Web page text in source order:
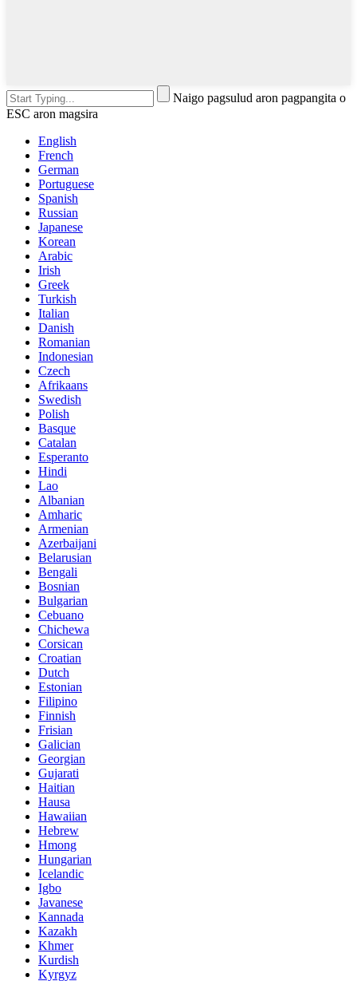
Naigo pagsulud aron pagpangita o
ESC aron magsira
English
French
German
Portuguese
Spanish
Russian
Japanese
Korean
Arabic
Irish
Greek
Turkish
Italian
Danish
Romanian
Indonesian
Czech
Afrikaans
Swedish
Polish
Basque
Catalan
Esperanto
Hindi
Lao
Albanian
Amharic
Armenian
Azerbaijani
Belarusian
Bengali
Bosnian
Bulgarian
Cebuano
Chichewa
Corsican
Croatian
Dutch
Estonian
Filipino
Finnish
Frisian
Galician
Georgian
Gujarati
Haitian
Hausa
Hawaiian
Hebrew
Hmong
Hungarian
Icelandic
Igbo
Javanese
Kannada
Kazakh
Khmer
Kurdish
Kyrgyz